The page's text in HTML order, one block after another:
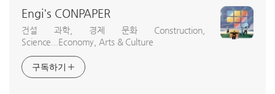
Engi's CONPAPER
건설 과학, 경제 문화 Construction,
Science...Economy, Arts & Culture
구독하기